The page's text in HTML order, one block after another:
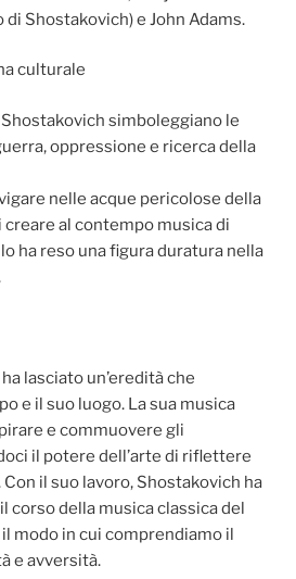
Shostakovich) e John Adams.
culturale
simboleggiano le
oppressione e ricerca della
nelle acque pericolose della
al contempo musica di
ha reso una figura duratura nella
lasciato un’eredità che
e il suo luogo. La sua musica
e commuovere gli
il potere dell’arte di riflettere
il suo lavoro, Shostakovich ha
corso della musica classica del
modo in cui comprendiamo il
e avversità.